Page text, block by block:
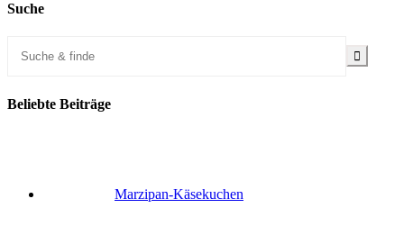
Suche
Beliebte Beiträge
Marzipan-Käsekuchen